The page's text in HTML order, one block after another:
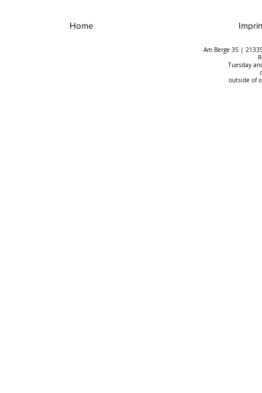
Home
Am Berge 35 |
Tuesday
outside of